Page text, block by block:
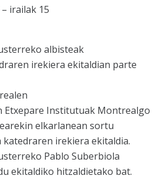
irailak 15
albisteak
irekiera ekitaldian parte
Etxepare Institutuak Montrealgo
elkarlanean sortu
irekiera ekitaldia.
Pablo Suberbiola
ekitaldiko hitzaldietako bat.